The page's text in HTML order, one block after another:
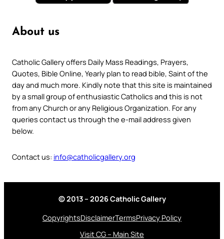
About us
Catholic Gallery offers Daily Mass Readings, Prayers,
Quotes, Bible Online, Yearly plan to read bible, Saint of the
day and much more. Kindly note that this site is maintained
by a small group of enthusiastic Catholics and this is not
from any Church or any Religious Organization. For any
queries contact us through the e-mail address given
below.
Contact us: info@catholicgallery.org
© 2013 – 2026 Catholic Gallery
CopyrightsDisclaimerTermsPrivacy Policy
Visit CG – Main Site